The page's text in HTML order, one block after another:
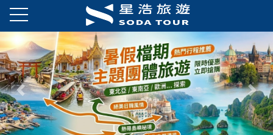
往前 往後